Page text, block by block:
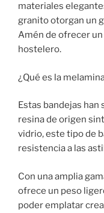
materiales
granito otorgan un
Amén de ofrecer
hostelero.
¿Qué es la
Estas bandejas han
resina de origen
vidrio, este tipo de
resistencia a las
Con una amplia
ofrece un peso
poder emplatar